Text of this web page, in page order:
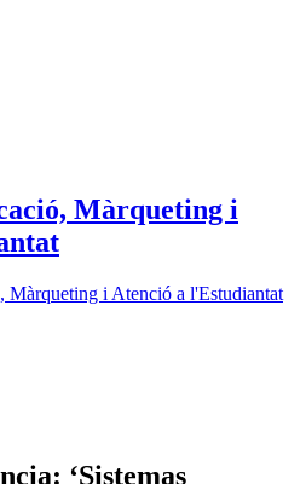
Màrqueting i
Màrqueting i Atenció a l'Estudiantat
‘Sistemas